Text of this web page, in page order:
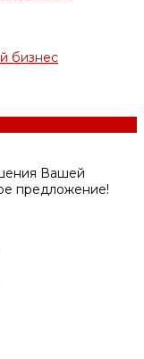
бизнес
Вашей
предложение!